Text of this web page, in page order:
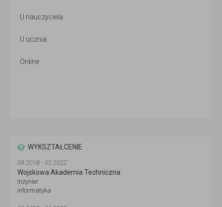
U nauczyciela
U ucznia
Online
WYKSZTAŁCENIE
09.2018 - 02.2022
Wojskowa Akademia Techniczna
Inżynier
informatyka